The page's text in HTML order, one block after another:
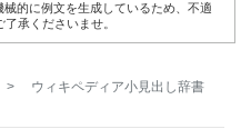
的に例文を生成しているため、不適
承くださいませ。
>
ウィキペディア小見出し辞書